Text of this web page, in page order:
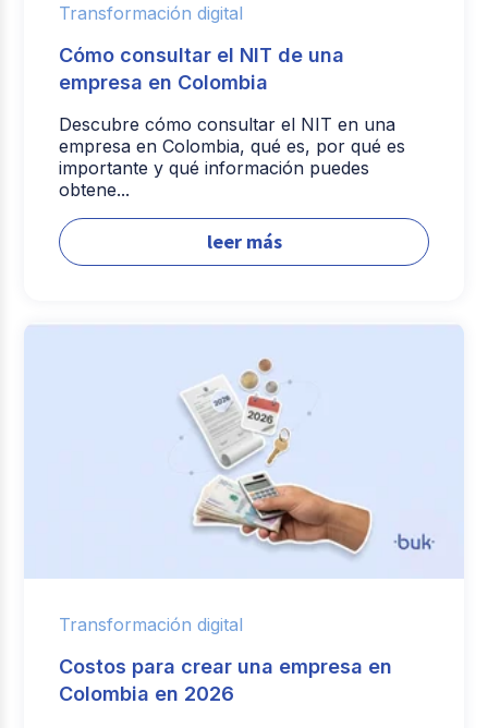
Transformación digital
Cómo consultar el NIT de una
empresa en Colombia
Descubre cómo consultar el NIT en una
empresa en Colombia, qué es, por qué es
importante y qué información puedes
obtene...
leer más
Transformación digital
Costos para crear una empresa en
Colombia en 2026